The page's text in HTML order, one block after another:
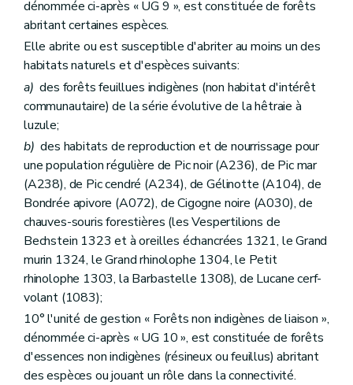
dénommée ci-après « UG 9 », est constituée de forêts
abritant certaines espèces.
Elle abrite ou est susceptible d'abriter au moins un des
habitats naturels et d'espèces suivants:
a) des forêts feuillues indigènes (non habitat d'intérêt
communautaire) de la série évolutive de la hêtraie à
luzule;
b) des habitats de reproduction et de nourrissage pour
une population régulière de Pic noir (A236), de Pic mar
(A238), de Pic cendré (A234), de Gélinotte (A104), de
Bondrée apivore (A072), de Cigogne noire (A030), de
chauves-souris forestières (les Vespertilions de
Bechstein 1323 et à oreilles échancrées 1321, le Grand
murin 1324, le Grand rhinolophe 1304, le Petit
rhinolophe 1303, la Barbastelle 1308), de Lucane cerf-
volant (1083);
10° l'unité de gestion « Forêts non indigènes de liaison »,
dénommée ci-après « UG 10 », est constituée de forêts
d'essences non indigènes (résineux ou feuillus) abritant
des espèces ou jouant un rôle dans la connectivité.